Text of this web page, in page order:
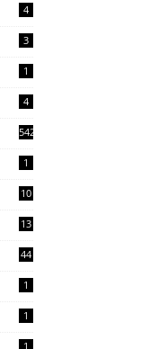
4
3
1
4
542
1
10
13
44
1
1
1